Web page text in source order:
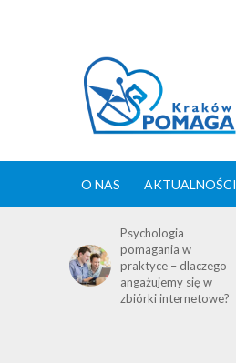
O NAS AKTUALNOŚCI
Psychologia
pomagania w
praktyce – dlaczego
angażujemy się w
zbiórki internetowe?